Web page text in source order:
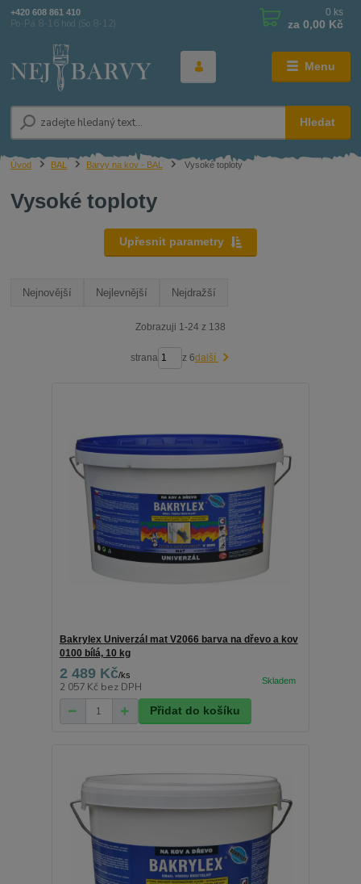
Menu
Hledat
+420 608 861 410
Po-Pá 8-16 hod (So 8-12)
0 ks
za 0,00 Kč
Úvod BAL Barvy na kov - BAL Vysoké toploty
Vysoké toploty
Upřesnit parametry
Nejnovější Nejlevnější Nejdražší
Zobrazuji 1-24 z 138
strana z 6další
Bakrylex Univerzál mat V2066 barva na dřevo a kov
0100 bílá, 10 kg
2 489 Kč/ks
2 057 Kč bez DPH
Přidat do košíku